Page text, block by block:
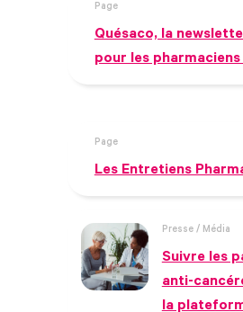
Page
Quésaco, la
pour les
Page
Les Entretiens
Presse / Média
Suivre les
anti-
la